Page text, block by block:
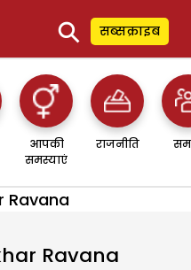
⚲ सब्सक्राइब
आपकी
समस्याएं
राजनीति
Ravana
Ravana